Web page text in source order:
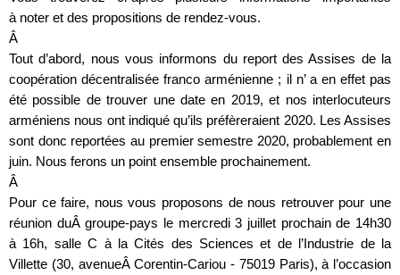
à noter et des propositions de rendez-vous.
Â
Tout d’abord, nous vous informons du report des Assises de la
coopération décentralisée franco arménienne ; il n’ a en effet pas
été possible de trouver une date en 2019, et nos interlocuteurs
arméniens nous ont indiqué qu’ils préfèreraient 2020. Les Assises
sont donc reportées au premier semestre 2020, probablement en
juin. Nous ferons un point ensemble prochainement.
Â
Pour ce faire, nous vous proposons de nous retrouver pour une
réunion duÂ groupe-pays le mercredi 3 juillet prochain de 14h30
à 16h, salle C à la Cités des Sciences et de l’Industrie de la
Villette (30, avenueÂ Corentin-Cariou - 75019 Paris), à l’occasion